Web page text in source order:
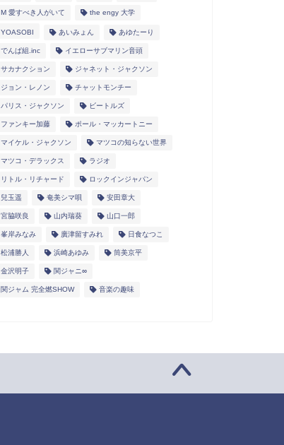
M 愛すべき人がいて the engy 大学
YOASOBI あいみょん あゆたーり
でんぱ組.inc イエローサブマリン音頭
サカナクション ジャネット・ジャクソン
ジョン・レノン チャットモンチー
パリス・ジャクソン ビートルズ
ファンキー加藤 ポール・マッカートニー
マイケル・ジャクソン マツコの知らない世界
マツコ・デラックス ラジオ
リトル・リチャード ロックインジャパン
兒玉遥 奄美シマ唄 安田章大
宮脇咲良 山内瑞葵 山口一郎
峯岸みなみ 廣津留すみれ 日食なつこ
松浦勝人 浜崎あゆみ 筒美京平
金沢明子 関ジャニ∞
関ジャム 完全燃SHOW 音楽の趣味